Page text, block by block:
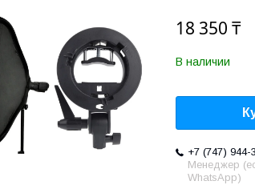
18 350 ₸
В наличии
+7 (747) 944-
Менеджер
WhatsApp)